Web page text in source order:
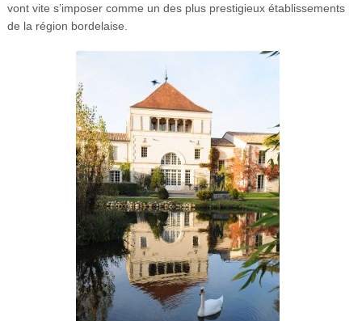
vont vite s’imposer comme un des plus prestigieux établissements
de la région bordelaise.